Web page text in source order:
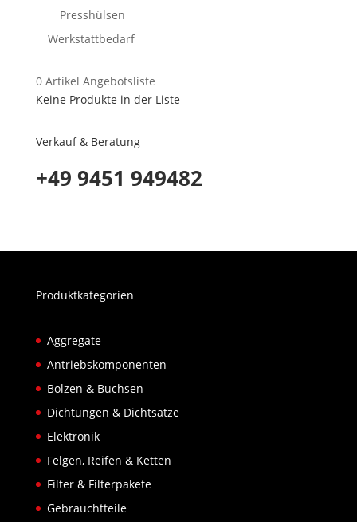
Presshülsen
Werkstattbedarf
0Artikel Angebotsliste
Keine Produkte in der Liste
Verkauf & Beratung
+49 9451 949482
Produktkategorien
Aggregate
Antriebskomponenten
Bolzen & Buchsen
Dichtungen & Dichtsätze
Elektronik
Felgen, Reifen & Ketten
Filter & Filterpakete
Gebrauchtteile